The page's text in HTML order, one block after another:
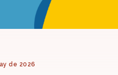
de 2026